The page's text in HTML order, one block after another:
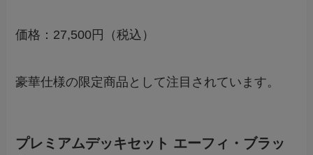
価格：27,500円（税込）
豪華仕様の限定商品として注目されています。
プレミアムデッキセット エーフィ・ブラッ